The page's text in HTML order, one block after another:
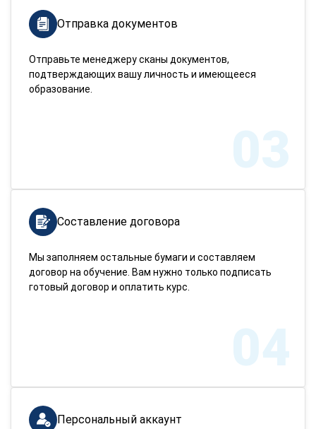
Отправка документов
Отправьте менеджеру сканы документов,
подтверждающих вашу личность и имеющееся
образование.
03
Составление договора
Мы заполняем остальные бумаги и составляем
договор на обучение. Вам нужно только подписать
готовый договор и оплатить курс.
04
Персональный аккаунт